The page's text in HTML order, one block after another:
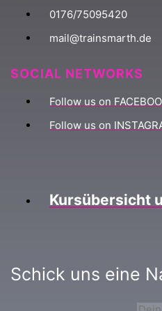
0176/75095420
mail@trainsmarth.de
SOCIAL NETWORKS
Follow us on
Follow us on
Kursübersicht
Schick uns eine